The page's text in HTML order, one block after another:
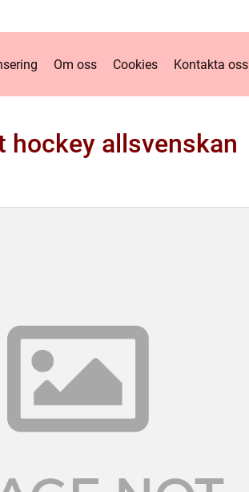
Om oss Cookies Kontakta oss
hockey allsvenskan